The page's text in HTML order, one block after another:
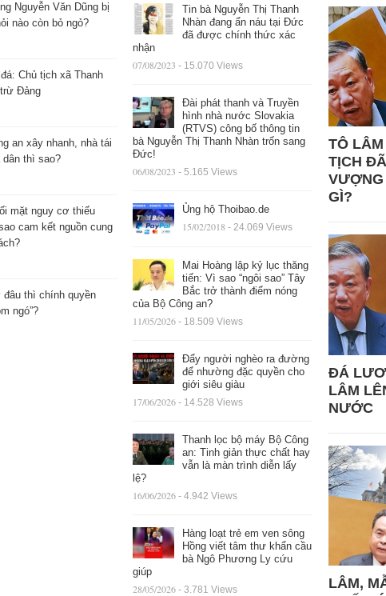
Nguyễn Văn Dũng bị
nào còn bỏ ngỏ?
Chủ tịch xã Thanh
Đảng
an xây nhanh, nhà tái
thì sao?
mặt nguy cơ thiếu
cam kết nguồn cung
đâu thì chính quyền
ngó”?
Tin bà Nguyễn Thị Thanh
Nhàn đang ẩn náu tại Đức
đã được chính thức xác
nhận
07/08/2023 - 15.070 Views
Đài phát thanh và Truyền
hình nhà nước Slovakia
(RTVS) công bố thông tin
bà Nguyễn Thị Thanh Nhàn trốn sang
Đức!
06/08/2023 - 5.165 Views
Ủng hộ Thoibao.de
15/02/2018 - 24.069 Views
Mai Hoàng lập kỷ lục thăng
tiến: Vì sao “ngôi sao” Tây
Bắc trở thành điểm nóng
của Bộ Công an?
11/05/2026 - 18.509 Views
Đẩy người nghèo ra đường
để nhường đặc quyền cho
giới siêu giàu
17/06/2026 - 14.528 Views
Thanh lọc bộ máy Bộ Công
an: Tinh giản thực chất hay
vẫn là màn trình diễn lấy
lệ?
16/06/2026 - 4.942 Views
Hàng loạt trẻ em ven sông
Hồng viết tâm thư khẩn cầu
bà Ngô Phương Ly cứu
giúp
28/05/2026 - 3.781 Views
TÔ
TỊCH
GÌ?
ĐÁ
LÂM
NƯỚC
LÂM,